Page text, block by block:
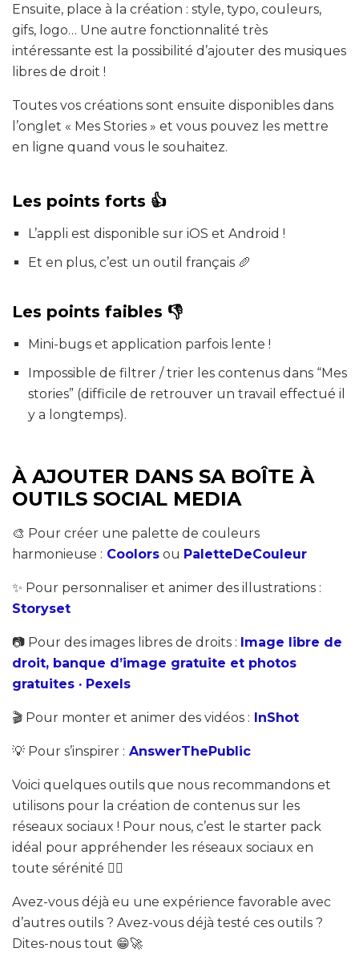
Ensuite, place à la création : style, typo, couleurs,
gifs, logo… Une autre fonctionnalité très
intéressante est la possibilité d’ajouter des musiques
libres de droit !
Toutes vos créations sont ensuite disponibles dans
l’onglet « Mes Stories » et vous pouvez les mettre
en ligne quand vous le souhaitez.
Les points forts 👍
L’appli est disponible sur iOS et Android !
Et en plus, c’est un outil français 🥖
Les points faibles 👎
Mini-bugs et application parfois lente !
Impossible de filtrer / trier les contenus dans “Mes
stories” (difficile de retrouver un travail effectué il
y a longtemps).
À AJOUTER DANS SA BOÎTE À
OUTILS SOCIAL MEDIA
🎨 Pour créer une palette de couleurs
harmonieuse : Coolors ou PaletteDeCouleur
✨ Pour personnaliser et animer des illustrations :
Storyset
📷 Pour des images libres de droits : Image libre de
droit, banque d’image gratuite et photos
gratuites · Pexels
🎬 Pour monter et animer des vidéos : InShot
💡 Pour s’inspirer : AnswerThePublic
Voici quelques outils que nous recommandons et
utilisons pour la création de contenus sur les
réseaux sociaux ! Pour nous, c’est le starter pack
idéal pour appréhender les réseaux sociaux en
toute sérénité 🧘‍♀️
Avez-vous déjà eu une expérience favorable avec
d’autres outils ? Avez-vous déjà testé ces outils ?
Dites-nous tout 😁🚀